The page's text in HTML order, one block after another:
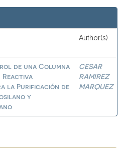
Author(s)
de una Columna
Reactiva
la Purificación de
y
CESAR
RAMIREZ
MARQUEZ